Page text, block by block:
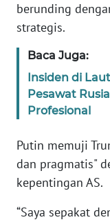
berunding
strategis.
Baca Juga:
Insiden di
Pesawat
Profesional
Putin memuji
dan pragmatis"
kepentingan AS.
“Saya sepakat
TENTANG
KAMI
PEDOMAN
MEDIA
SIBER
KARIR